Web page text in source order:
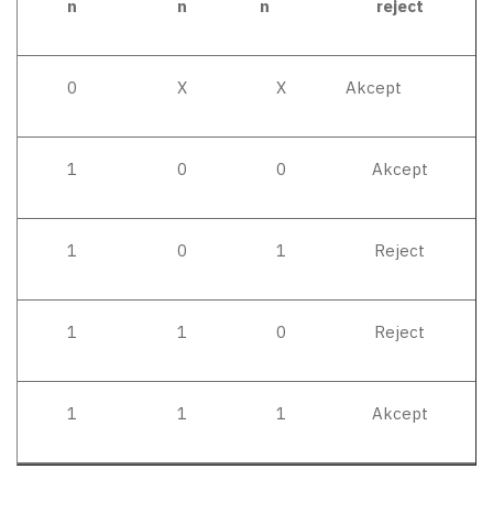
n
n
n
reject
0 X X Akcept
1 0 0 Akcept
1 0 1 Reject
1 1 0 Reject
1 1 1 Akcept